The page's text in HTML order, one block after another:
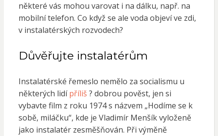
některé vás mohou varovat i na dálku, např. na
mobilní telefon. Co když se ale voda objeví ve zdi,
v instalatérských rozvodech?
Důvěřujte instalatérům
Instalatérské řemeslo nemělo za socialismu u
některých lidípříliš ? dobrou pověst, jen si
vybavte film z roku 1974 s názvem „Hodíme se k
sobě, miláčku“, kde je Vladimír Menšík vyloženě
jako instalatér zesměšňován. Při výměně